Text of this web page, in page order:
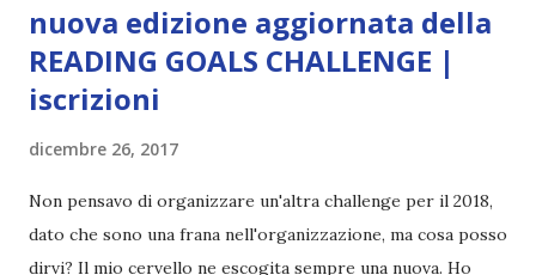
nuova edizione aggiornata della
READING GOALS CHALLENGE |
iscrizioni
dicembre 26, 2017
Non pensavo di organizzare un'altra challenge per il 2018,
dato che sono una frana nell'organizzazione, ma cosa posso
dirvi? Il mio cervello ne escogita sempre una nuova. Ho